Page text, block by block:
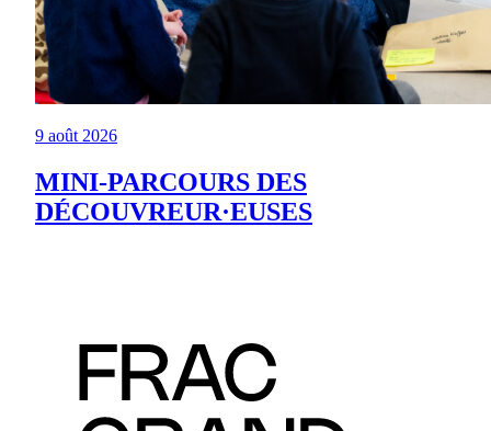
9 août 2026
MINI-PARCOURS DES
DÉCOUVREUR·EUSES